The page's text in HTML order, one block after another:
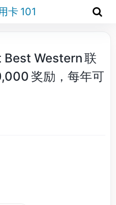
卡 101
Western 联
奖励，每年可